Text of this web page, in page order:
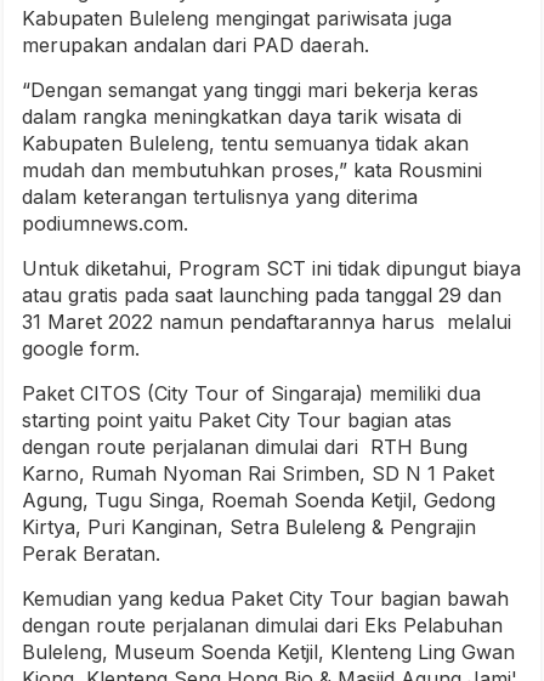
Kabupaten Buleleng mengingat pariwisata juga
merupakan andalan dari PAD daerah.
“Dengan semangat yang tinggi mari bekerja keras
dalam rangka meningkatkan daya tarik wisata di
Kabupaten Buleleng, tentu semuanya tidak akan
mudah dan membutuhkan proses,” kata Rousmini
dalam keterangan tertulisnya yang diterima
podiumnews.com.
Untuk diketahui, Program SCT ini tidak dipungut biaya
atau gratis pada saat launching pada tanggal 29 dan
31 Maret 2022 namun pendaftarannya harus melalui
google form.
Paket CITOS (City Tour of Singaraja) memiliki dua
starting point yaitu Paket City Tour bagian atas
dengan route perjalanan dimulai dari RTH Bung
Karno, Rumah Nyoman Rai Srimben, SD N 1 Paket
Agung, Tugu Singa, Roemah Soenda Ketjil, Gedong
Kirtya, Puri Kanginan, Setra Buleleng & Pengrajin
Perak Beratan.
Kemudian yang kedua Paket City Tour bagian bawah
dengan route perjalanan dimulai dari Eks Pelabuhan
Buleleng, Museum Soenda Ketjil, Klenteng Ling Gwan